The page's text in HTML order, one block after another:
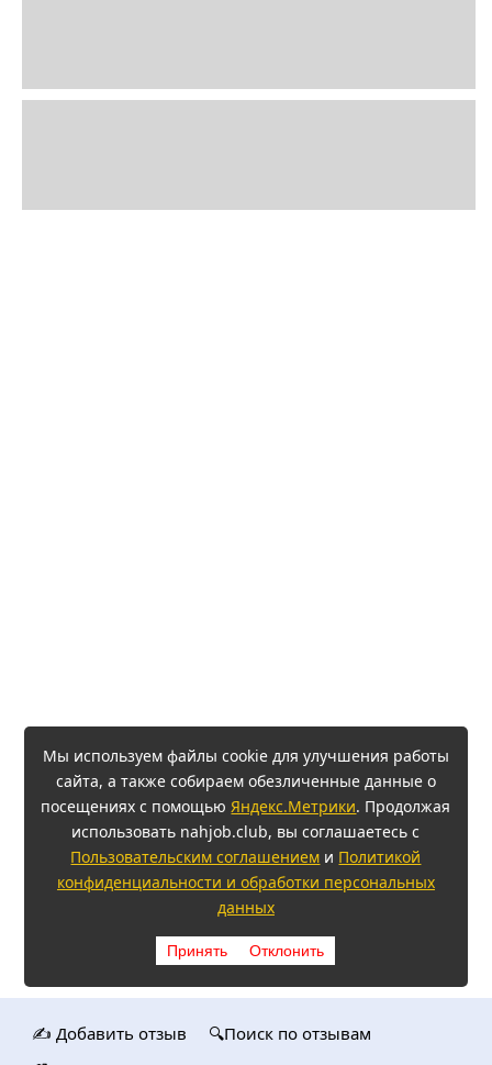
Мы используем файлы cookie для улучшения работы
сайта, а также собираем обезличенные данные о
посещениях с помощьюЯндекс.Метрики. Продолжая
использовать nahjob.club, вы соглашаетесь с
Пользовательским соглашением и Политикой
конфиденциальности и обработки персональных
данных
Принять Отклонить
✍️ Добавить отзыв
🔍Поиск по отзывам